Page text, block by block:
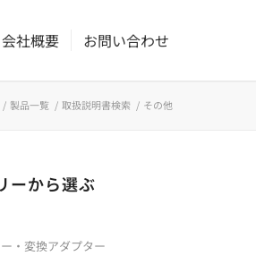
会社概要 お問い合わせ
/ 製品一覧 / 取扱説明書検索 / その他
ーから選ぶ
・変換アダプター